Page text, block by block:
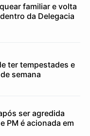
familiar e volta
da Delegacia
ter tempestades e
semana
ser agredida
PM é acionada em